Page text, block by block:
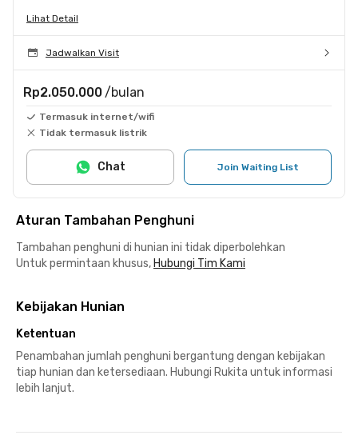
Lihat Detail
Jadwalkan Visit
Rp2.050.000 /bulan
Termasuk internet/wifi
Tidak termasuk listrik
Join Waiting List
Chat
Aturan Tambahan Penghuni
Tambahan penghuni di hunian ini tidak diperbolehkan
Untuk permintaan khusus, Hubungi Tim Kami
Kebijakan Hunian
Ketentuan
Penambahan jumlah penghuni bergantung dengan kebijakan
tiap hunian dan ketersediaan. Hubungi Rukita untuk informasi
lebih lanjut.